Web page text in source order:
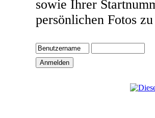
sowie Ihrer
persönlichen Fotos zu